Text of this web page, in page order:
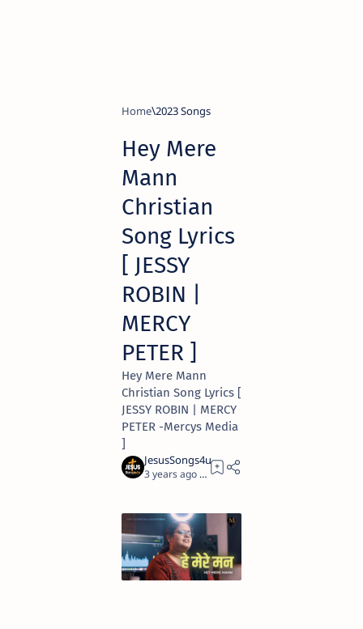
Home 2023 Songs
Hey Mere
Mann
Christian
Song Lyrics
[ JESSY
ROBIN |
MERCY
PETER ]
Hey Mere Mann
Christian Song Lyrics [
JESSY ROBIN | MERCY
PETER -Mercys Media
]
3 years ago 2